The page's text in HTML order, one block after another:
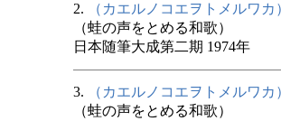
2.
（カエルノコエヲトメルワカ
（蛙の声をとめる和歌）
日本随筆大成第二期 1974年
3.
（カエルノコエヲトメルワカ
（蛙の声をとめる和歌）